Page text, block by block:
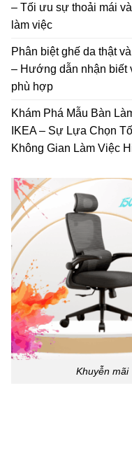
– Tối ưu sự thoải mái
làm việc
Phân biệt ghế da thật
– Hướng dẫn nhận biết
phù hợp
Khám Phá Mẫu Bàn
IKEA – Sự Lựa Chọn
Không Gian Làm Việc
Khuyễn mãi